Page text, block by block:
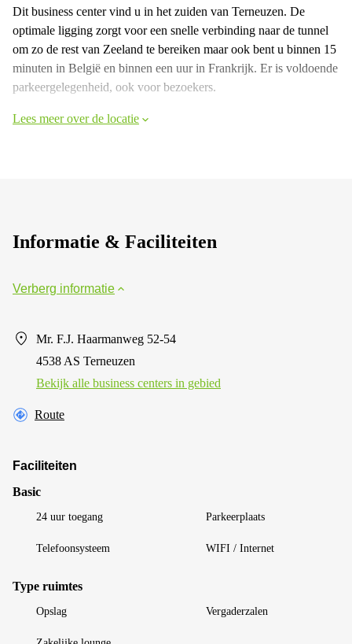
Dit business center vind u in het zuiden van Terneuzen. De
optimale ligging zorgt voor een snelle verbinding naar de tunnel
om zo de rest van Zeeland te bereiken maar ook bent u binnen 15
minuten in België en binnen een uur in Frankrijk. Er is voldoende
parkeergelegenheid, ook voor bezoekers.
Lees meer over de locatie
Informatie & Faciliteiten
Verberg informatie
Mr. F.J. Haarmanweg 52-54
4538 AS Terneuzen
Bekijk alle business centers in gebied
Route
Faciliteiten
Basic
24 uur toegang Parkeerplaats
Telefoonsysteem WIFI / Internet
Type ruimtes
Opslag Vergaderzalen